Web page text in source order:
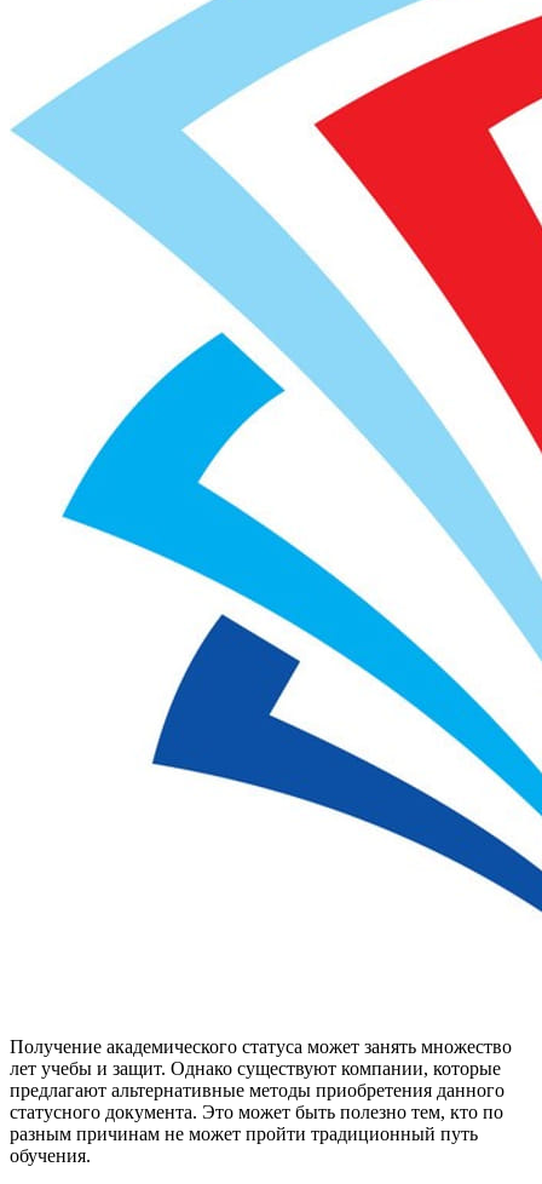
Получение академического статуса может занять множество
лет учебы и защит. Однако существуют компании, которые
предлагают альтернативные методы приобретения данного
статусного документа. Это может быть полезно тем, кто по
разным причинам не может пройти традиционный путь
обучения.